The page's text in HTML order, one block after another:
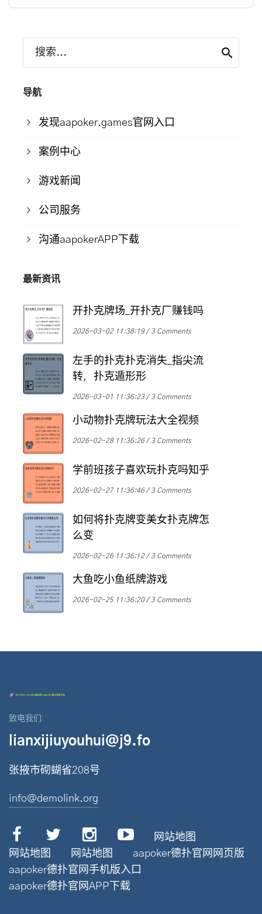
搜索...
导航
发现aapoker.games官网入口
案例中心
游戏新闻
公司服务
沟通aapokerAPP下载
最新资讯
开扑克牌场_开扑克厂赚钱吗
2026-03-02 11:38:19 3 Comments
左手的扑克扑克消失_指尖流
转，扑克遁形形
2026-03-01 11:36:23 3 Comments
小动物扑克牌玩法大全视频
2026-02-28 11:36:26 3 Comments
学前班孩子喜欢玩扑克吗知乎
2026-02-27 11:36:46 3 Comments
如何将扑克牌变美女扑克牌怎
么变
2026-02-26 11:36:12 3 Comments
大鱼吃小鱼纸牌游戏
2026-02-25 11:36:20 3 Comments
致电我们:
lianxijiuyouhui@j9.fo
张掖市砌蝴省208号
info@demolink.org
网站地图
网站地图
网站地图
aapoker德扑官网网页版
aapoker德扑官网手机版入口
aapoker德扑官网APP下载